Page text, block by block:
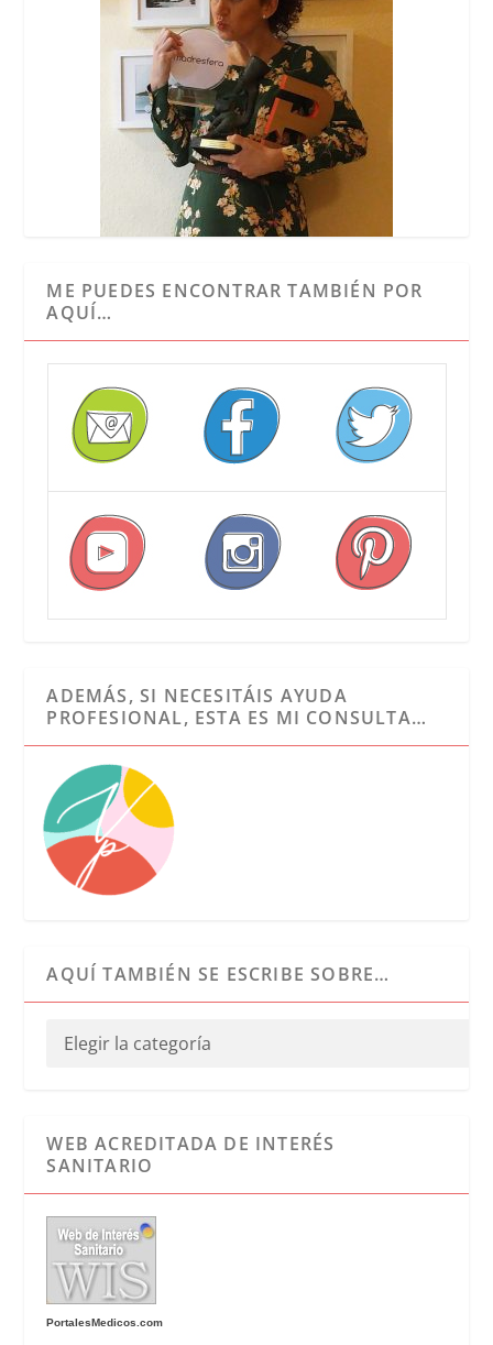
ME PUEDES ENCONTRAR TAMBIÉN POR
AQUÍ…
ADEMÁS, SI NECESITÁIS AYUDA
PROFESIONAL, ESTA ES MI CONSULTA…
AQUÍ TAMBIÉN SE ESCRIBE SOBRE…
WEB ACREDITADA DE INTERÉS
SANITARIO
PortalesMedicos.com